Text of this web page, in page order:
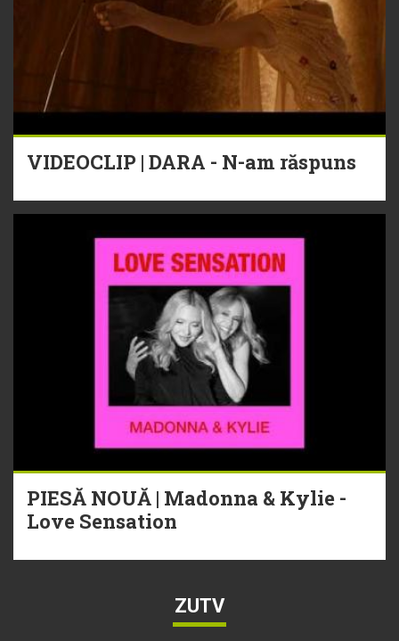
VIDEOCLIP | DARA - N-am răspuns
PIESĂ NOUĂ | Madonna & Kylie -
Love Sensation
ZUTV